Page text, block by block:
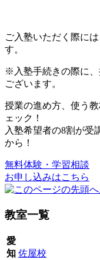
ご入塾いただく際に
す。
※入塾手続きの際に
ございます。
授業の進め方、使う
ェック！
入塾希望者の8割が受
から！
無料体験・学習相談
お申し込みはこちら
教室一覧
愛
知 佐屋校